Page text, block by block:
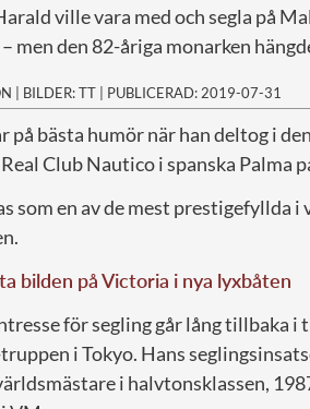
ville vara med och segla på
men den 82-åriga monarken
| BILDER: TT | PUBLICERAD: 2019-07-31
på bästa humör när han deltog i
Club Nautico i spanska Palma
som en av de mest prestigefyllda
bilden på Victoria i nya lyxbåten
för segling går lång tillbaka i
i Tokyo. Hans
i halvtonsklassen,